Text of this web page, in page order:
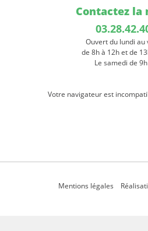
Contactez la
Ouvert du lundi au
de 8h à 12h et de
Le samedi de
Votre navigateur est
Mentions légales